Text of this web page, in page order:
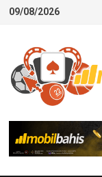
Skip
content
09/08/2026